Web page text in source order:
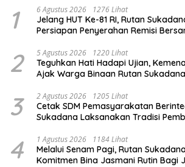
1 6 Agustus 2026 1276 Lihat
Jelang HUT Ke-81 RI, Rutan
Persiapan Penyerahan Remisi
2 5 Agustus 2026 1220 Lihat
Teguhkan Hati Hadapi Ujian,
Ajak Warga Binaan Rutan
3 2 Agustus 2026 1205 Lihat
Cetak SDM Pemasyarakatan
Sukadana Laksanakan Tradisi
4 1 Agustus 2026 1184 Lihat
Melalui Senam Pagi, Rutan
Komitmen Bina Jasmani Rutin Bagi